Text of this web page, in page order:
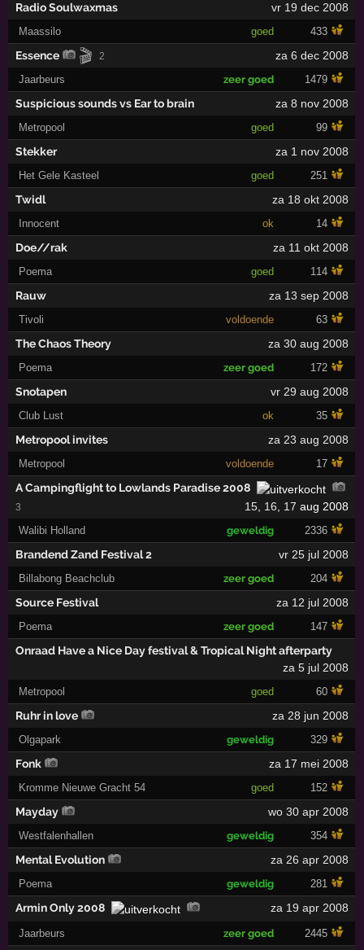
Radio Soulwaxmas vr 19 dec 2008
Maassilo goed 433
Essence 🎬 2 za 6 dec 2008
Jaarbeurs zeer goed 1479
Suspicious sounds vs Ear to brain za 8 nov 2008
Metropool goed 99
Stekker za 1 nov 2008
Het Gele Kasteel goed 251
Twidl za 18 okt 2008
Innocent ok 14
Doe//rak za 11 okt 2008
Poema goed 114
Rauw za 13 sep 2008
Tivoli voldoende 63
The Chaos Theory za 30 aug 2008
Poema zeer goed 172
Snotapen vr 29 aug 2008
Club Lust ok 35
Metropool invites za 23 aug 2008
Metropool voldoende 17
A Campingflight to Lowlands Paradise 2008
3 15, 16, 17 aug 2008
Walibi Holland geweldig 2336
Brandend Zand Festival 2 vr 25 jul 2008
Billabong Beachclub zeer goed 204
Source Festival za 12 jul 2008
Poema zeer goed 147
Onraad Have a Nice Day festival & Tropical Night afterparty
za 5 jul 2008
Metropool goed 60
Ruhr in love za 28 jun 2008
Olgapark geweldig 329
Fonk za 17 mei 2008
Kromme Nieuwe Gracht 54 goed 152
Mayday wo 30 apr 2008
Westfalenhallen geweldig 354
Mental Evolution za 26 apr 2008
Poema geweldig 281
Armin Only 2008 za 19 apr 2008
Jaarbeurs zeer goed 2445